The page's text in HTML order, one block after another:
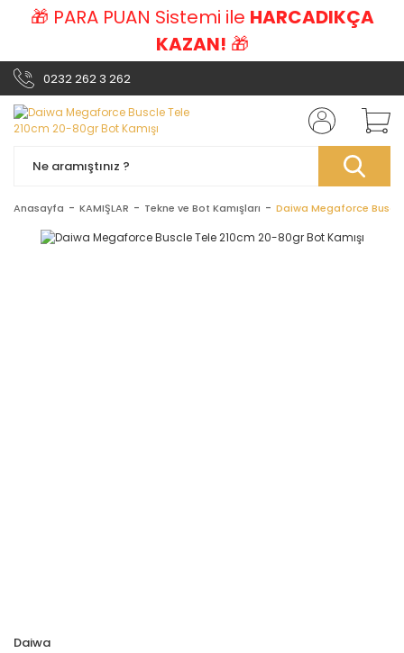
🎁 PARA PUAN Sistemi ile HARCADIKÇA
KAZAN! 🎁
0232 262 3 262
Anasayfa KAMIŞLAR Tekne ve Bot Kamışları Daiwa Megaforce
Daiwa